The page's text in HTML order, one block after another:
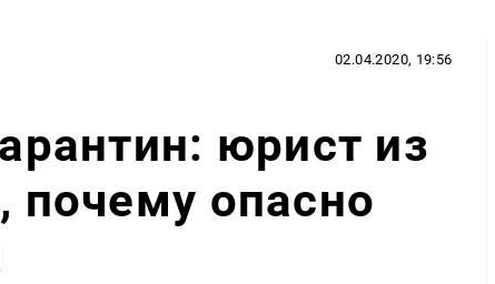
02.04.2020, 19:56
юрист из
почему опасно